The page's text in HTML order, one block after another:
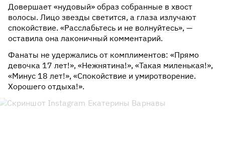
Довершает «нудовый» образ собранные в хвост
волосы. Лицо звезды светится, а глаза излучают
спокойствие. «Расслабьтесь и не волнуйтесь», —
оставила она лаконичный комментарий.
Фанаты не удержались от комплиментов: «Прямо
девочка 17 лет!», «Нежнятина!», «Такая миленькая!»,
«Минус 18 лет!», «Спокойствие и умиротворение.
Хорошего отдыха!».